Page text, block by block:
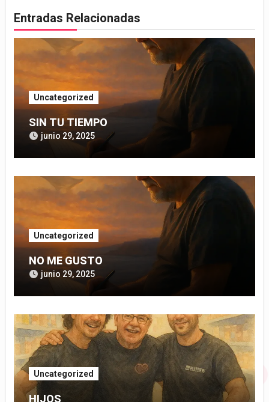
Entradas Relacionadas
Uncategorized
SIN TU TIEMPO
junio 29, 2025
Uncategorized
NO ME GUSTO
junio 29, 2025
Uncategorized
HIJOS